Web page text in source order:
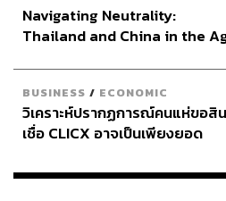
ABOUT
หทัยธาร ฉัต
นักศึกษาเอกภ
วัฒนธรรม แล
เสมอมา
Navigating Neutrality:
Thailand and China in the
BUSINESS / ECONOMIC
วิเคราะห์ปรากฏการณ์คนแห่ขอสิน
เชื่อ CLICX อาจเป็นเพียงยอด
เรือนไทยที่ถูกซุกไว้